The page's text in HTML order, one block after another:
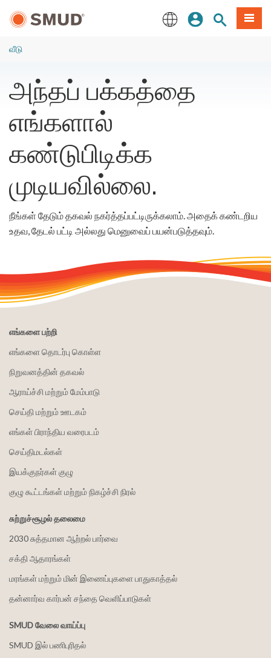
உள்ளடக்கத்திற்கு
உள்நுழையவும்
தளத் தேடல்
வீடு
அந்தப் பக்கத்தை
எங்களால்
கண்டுபிடிக்க
முடியவில்லை.
நீங்கள் தேடும் தகவல் நகர்த்தப்பட்டிருக்கலாம். அதைக் கண்டறிய
உதவ, தேடல் பட்டி அல்லது மெனுவைப் பயன்படுத்தவும்.
எங்களை பற்றி
எங்களை தொடர்பு கொள்ள
நிறுவனத்தின் தகவல்
ஆராய்ச்சி மற்றும் மேம்பாடு
செய்தி மற்றும் ஊடகம்
எங்கள் பிராந்திய வரைபடம்
செய்திமடல்கள்
இயக்குநர்கள் குழு
குழு கூட்டங்கள் மற்றும் நிகழ்ச்சி நிரல்
சுற்றுச்சூழல் தலைமை
2030 சுத்தமான ஆற்றல் பார்வை
சக்தி ஆதாரங்கள்
மரங்கள் மற்றும் மின் இணைப்புகளை பாதுகாத்தல்
தன்னார்வ கார்பன் சந்தை வெளிப்பாடுகள்
SMUD வேலை வாய்ப்பு
SMUD இல் பணிபுரிதல்